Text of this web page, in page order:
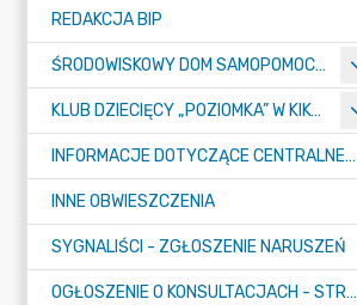
REDAKCJA BIP
ŚRODOWISKOWY DOM SAMOPOMOCY "KONICZYNKA" W SUMINIE
KLUB DZIECIĘCY „POZIOMKA” W KIKOLE
INFORMACJE DOTYCZĄCE CENTRALNEGO PORTU KOMUNIKACYJNEGO
INNE OBWIESZCZENIA
SYGNALIŚCI - ZGŁOSZENIE NARUSZEŃ
OGŁOSZENIE O KONSULTACJACH - STRATEGIA